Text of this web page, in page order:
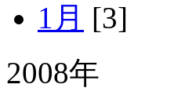
1月 [3]
2008年